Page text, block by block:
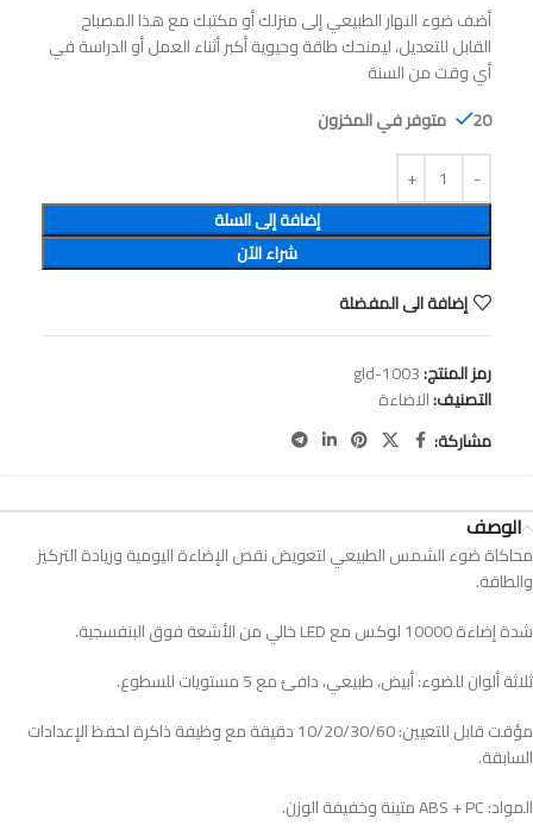
أضف ضوء النهار الطبيعي إلى منزلك أو مكتبك مع هذا المصباح
القابل للتعديل، ليمنحك طاقة وحيوية أكبر أثناء العمل أو الدراسة في
أي وقت من السنة
20 متوفر في المخزون
إضافة إلى السلة
شراء الآن
إضافة الى المفضلة
رمز المنتج:gld-1003
التصنيف:الاضاءة
مشاركة:
الوصف
محاكاة ضوء الشمس الطبيعي لتعويض نقص الإضاءة اليومية وزيادة التركيز
والطاقة.
شدة إضاءة 10000 لوكس مع LED خالي من الأشعة فوق البنفسجية.
ثلاثة ألوان للضوء: أبيض، طبيعي، دافئ مع 5 مستويات للسطوع.
مؤقت قابل للتعيين: 10/20/30/60 دقيقة مع وظيفة ذاكرة لحفظ الإعدادات
السابقة.
المواد: ABS + PC متينة وخفيفة الوزن.